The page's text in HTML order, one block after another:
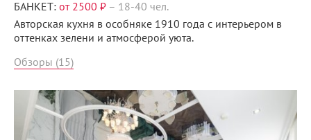
БАНКЕТ: от 2500 ₽ – 18-40 чел.
Авторская кухня в особняке 1910 года с интерьером в
оттенках зелени и атмосферой уюта.
Обзоры (15)